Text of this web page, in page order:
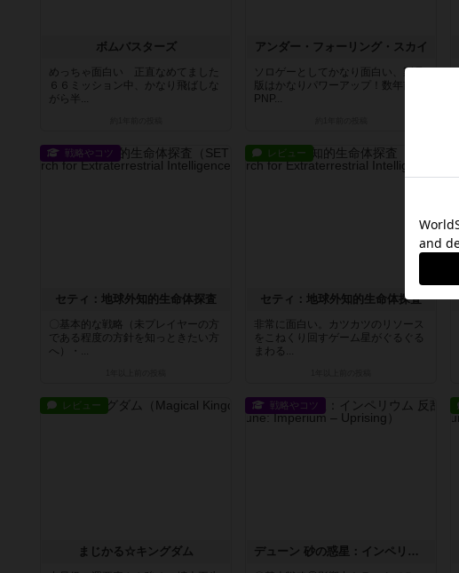
ボムバスターズ
めっちゃ面白い 正直なめてました
６６ミッション中、かなり飛ばしな
がら半...
アンダー・フォーリング・スカイ
ソロゲーとしてかなり面白い、製品
版はかなりパワーアップ！数年前に
PNP...
戦略やコツ
セティ：地球外知的生命体探査
〇基本的な戦略（未プレイヤーの方
である程度の方針を知っときたい方
へ）・...
レビュー
セティ：地球外知的生命体探査
非常に面白い。カツカツのリソース
をこねくり回すゲーム星がぐるぐる
まわる...
レビュー
まじかる☆キングダム
戦略やコツ
デューン 砂の惑星：インペリウム 反乱